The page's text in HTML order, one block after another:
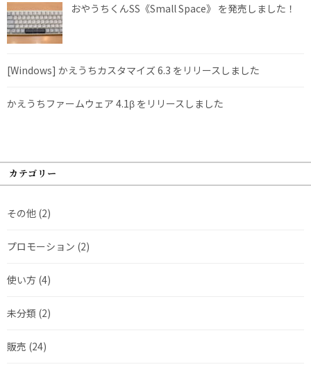
おやうちくんSS《Small Space》 を発売しました！
[Windows] かえうちカスタマイズ 6.3 をリリースしました
かえうちファームウェア 4.1β をリリースしました
カテゴリー
その他 (2)
プロモーション (2)
使い方 (4)
未分類 (2)
販売 (24)